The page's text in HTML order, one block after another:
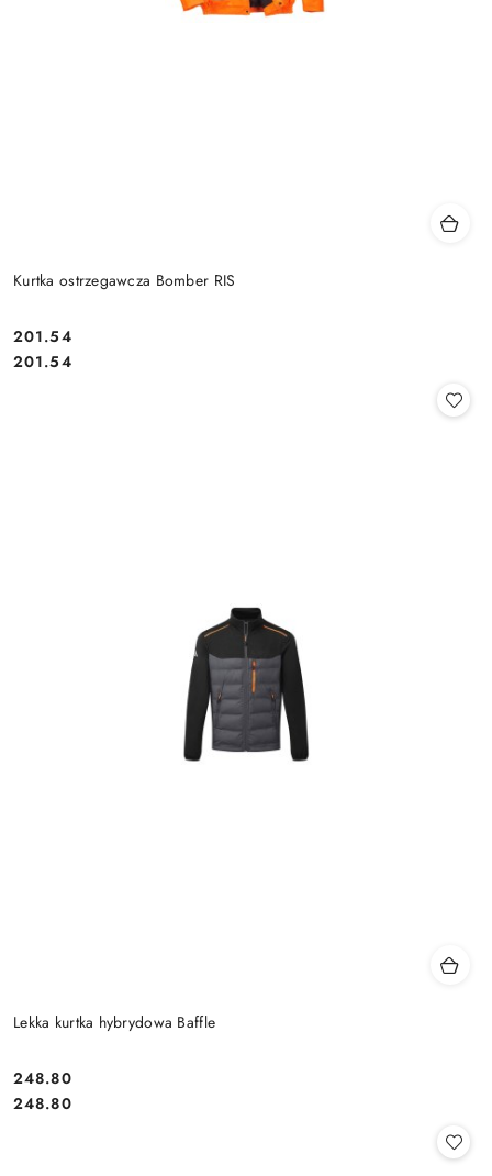
Kurtka ostrzegawcza Bomber RIS
Cena:
201.54
Cena:
201.54
Lekka kurtka hybrydowa Baffle
Cena:
248.80
Cena:
248.80